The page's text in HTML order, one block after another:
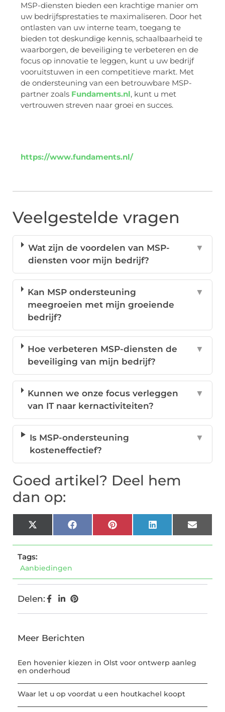
MSP-diensten bieden een krachtige manier om
uw bedrijfsprestaties te maximaliseren. Door het
ontlasten van uw interne team, toegang te
bieden tot deskundige kennis, schaalbaarheid te
waarborgen, de beveiliging te verbeteren en de
focus op innovatie te leggen, kunt u uw bedrijf
vooruitstuwen in een competitieve markt. Met
de ondersteuning van een betrouwbare MSP-
partner zoals Fundaments.nl, kunt u met
vertrouwen streven naar groei en succes.
https://www.fundaments.nl/
Veelgestelde vragen
Wat zijn de voordelen van MSP-
diensten voor mijn bedrijf?
▼
Kan MSP ondersteuning
meegroeien met mijn groeiende
bedrijf?
▼
Hoe verbeteren MSP-diensten de
beveiliging van mijn bedrijf?
▼
Kunnen we onze focus verleggen
van IT naar kernactiviteiten?
▼
Is MSP-ondersteuning
kosteneffectief?
▼
Goed artikel? Deel hem
dan op:
X
(Twitter)
FacebookPinterestLinkedInEmail
Tags:
Aanbiedingen
Delen:
Meer Berichten
Een hovenier kiezen in Olst voor ontwerp aanleg
en onderhoud
Waar let u op voordat u een houtkachel koopt